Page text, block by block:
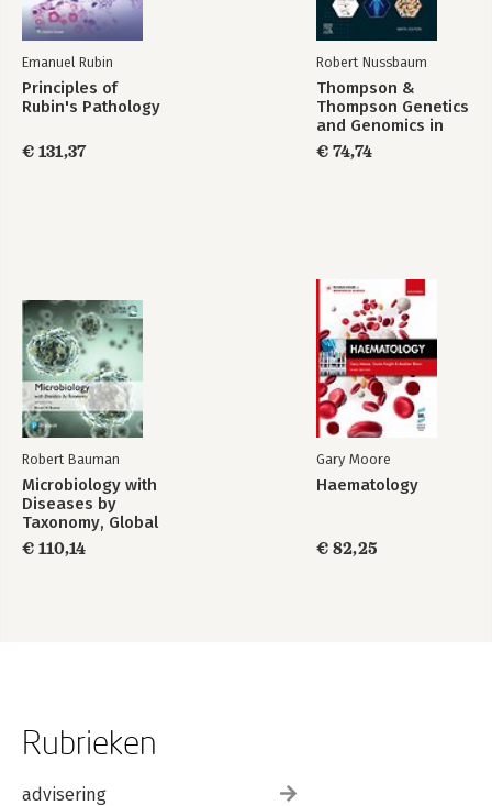
Emanuel Rubin
Principles of
Rubin's Pathology
€ 131,37
Robert Nussbaum
Thompson &
Thompson Genetics
and Genomics in
Medicine
€ 74,74
Robert Bauman
Microbiology with
Diseases by
Taxonomy, Global
Edition
€ 110,14
Gary Moore
Haematology
€ 82,25
Rubrieken
advisering